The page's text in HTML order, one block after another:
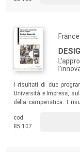
“serio” che
I risultati di due
Università e Impresa,
della camperistica. I
sempre più
realizzazione di
cod.
85.107